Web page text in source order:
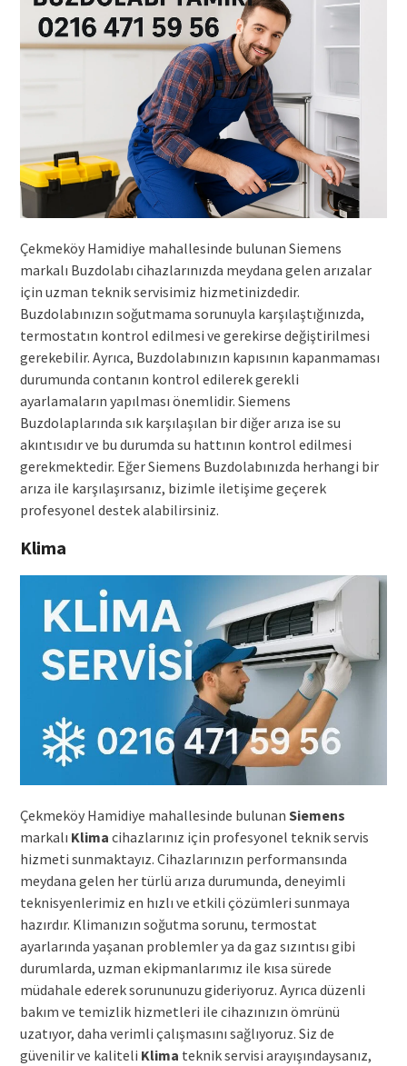
Çekmeköy Hamidiye mahallesinde bulunan Siemens
markalı Buzdolabı cihazlarınızda meydana gelen arızalar
için uzman teknik servisimiz hizmetinizdedir.
Buzdolabınızın soğutmama sorunuyla karşılaştığınızda,
termostatın kontrol edilmesi ve gerekirse değiştirilmesi
gerekebilir. Ayrıca, Buzdolabınızın kapısının kapanmaması
durumunda contanın kontrol edilerek gerekli
ayarlamaların yapılması önemlidir. Siemens
Buzdolaplarında sık karşılaşılan bir diğer arıza ise su
akıntısıdır ve bu durumda su hattının kontrol edilmesi
gerekmektedir. Eğer Siemens Buzdolabınızda herhangi bir
arıza ile karşılaşırsanız, bizimle iletişime geçerek
profesyonel destek alabilirsiniz.
Klima
Çekmeköy Hamidiye mahallesinde bulunan Siemens
markalı Klima cihazlarınız için profesyonel teknik servis
hizmeti sunmaktayız. Cihazlarınızın performansında
meydana gelen her türlü arıza durumunda, deneyimli
teknisyenlerimiz en hızlı ve etkili çözümleri sunmaya
hazırdır. Klimanızın soğutma sorunu, termostat
ayarlarında yaşanan problemler ya da gaz sızıntısı gibi
durumlarda, uzman ekipmanlarımız ile kısa sürede
müdahale ederek sorununuzu gideriyoruz. Ayrıca düzenli
bakım ve temizlik hizmetleri ile cihazınızın ömrünü
uzatıyor, daha verimli çalışmasını sağlıyoruz. Siz de
güvenilir ve kaliteli Klima teknik servisi arayışındaysanız,